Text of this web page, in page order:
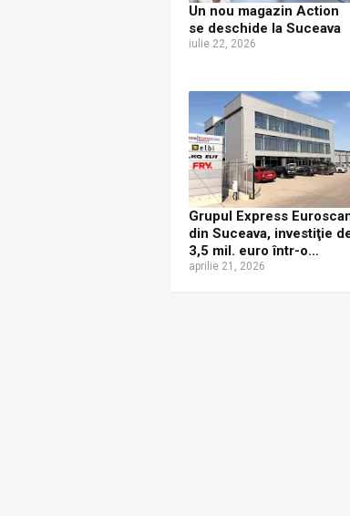
Un nou magazin Action
se deschide la Suceava
iulie 22, 2026
Grupul Express
din Suceava, investiţie
3,5 mil. euro într-o
clădire de birouri
aprilie 21, 2026